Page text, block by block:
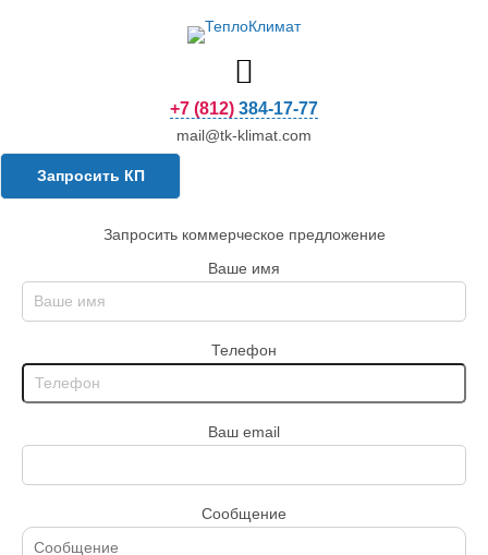
+7 (812) 384-17-77
mail@tk-klimat.com
Запросить КП
Запросить коммерческое предложение
Ваше имя
Телефон
Ваш email
Сообщение